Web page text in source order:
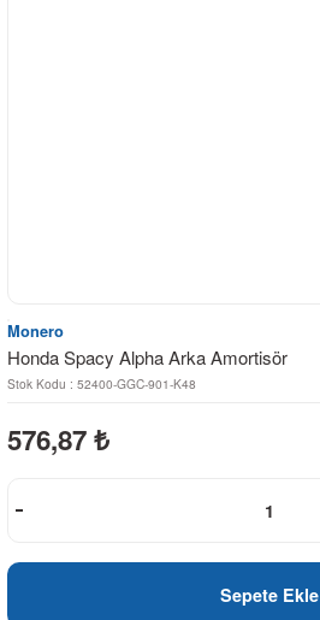
Monero
Honda Spacy Alpha Arka Amortisör
Stok Kodu : 52400-GGC-901-K48
576,87 ₺
Sepete Ekle